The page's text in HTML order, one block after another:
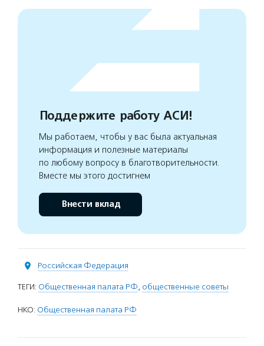
Поддержите работу АСИ!
Мы работаем, чтобы у вас была актуальная
информация и полезные материалы
по любому вопросу в благотворительности.
Вместе мы этого достигнем
Внести вклад
Российская Федерация
ТЕГИ: Общественная палата РФ, общественные советы
НКО: Общественная палата РФ